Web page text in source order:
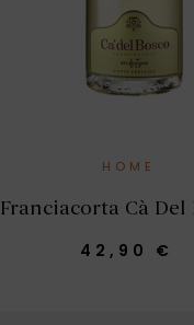
HOME
Franciacorta Cà Del
42,90 €